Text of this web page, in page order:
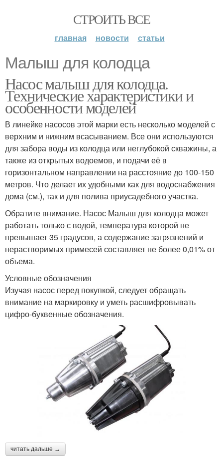
СТРОИТЬ ВСЕ
главная новости статьи
Малыш для колодца
Насос малыш для колодца.
Технические характеристики и
особенности моделей
В линейке насосов этой марки есть несколько моделей с
верхним и нижним всасыванием. Все они используются
для забора воды из колодца или неглубокой скважины, а
также из открытых водоемов, и подачи её в
горизонтальном направлении на расстояние до 100-150
метров. Что делает их удобными как для водоснабжения
дома (см.), так и для полива приусадебного участка.
Обратите внимание. Насос Малыш для колодца может
работать только с водой, температура которой не
превышает 35 градусов, а содержание загрязнений и
нерастворимых примесей составляет не более 0,01% от
объема.
Условные обозначения
Изучая насос перед покупкой, следует обращать
внимание на маркировку и уметь расшифровывать
цифро-буквенные обозначения.
читать дальше →